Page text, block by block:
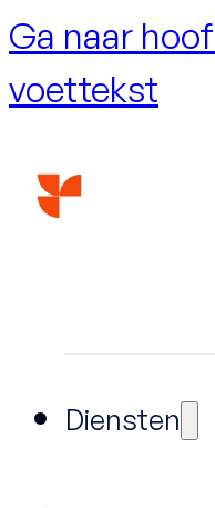
Ga naar
voettekst
Diensten